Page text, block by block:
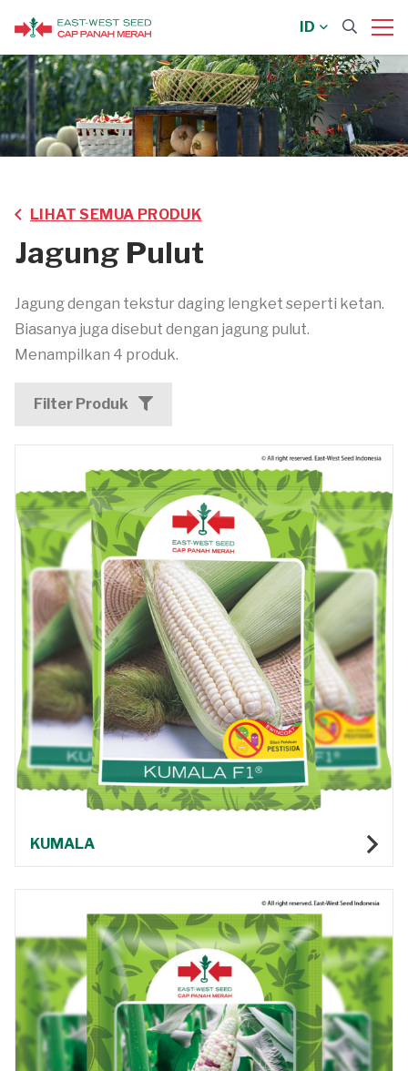
ID
LIHAT SEMUA PRODUK
Jagung Pulut
Jagung dengan tekstur daging lengket seperti ketan.
Biasanya juga disebut dengan jagung pulut.
Menampilkan 4 produk.
Filter Produk
KUMALA